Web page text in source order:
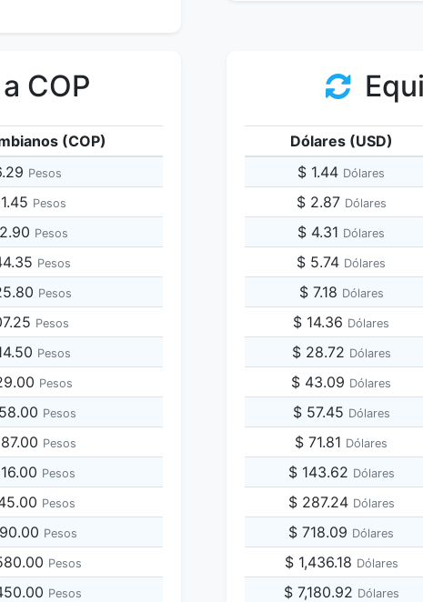
COP
(COP)
Pesos
Pesos
Pesos
Pesos
Pesos
Pesos
Pesos
Pesos
Pesos
Pesos
Pesos
Pesos
Pesos
Pesos
Pesos
Dólares (USD)
$ 1.44 Dólares
$ 2.87 Dólares
$ 4.31 Dólares
$ 5.74 Dólares
$ 7.18 Dólares
$ 14.36 Dólares
$ 28.72 Dólares
$ 43.09 Dólares
$ 57.45 Dólares
$ 71.81 Dólares
$ 143.62 Dólares
$ 287.24 Dólares
$ 718.09 Dólares
$ 1,436.18 Dólares
$ 7,180.92 Dólares